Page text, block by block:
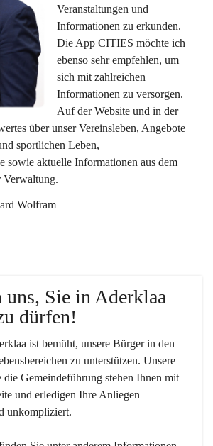
Veranstaltungen und
Informationen zu erkunden.
Die App CITIES möchte ich
ebenso sehr empfehlen, um
sich mit zahlreichen
Informationen zu versorgen.
Auf der Website und in der
über unser Vereinsleben, Angebote
sportlichen Leben,
sowie aktuelle Informationen aus dem
Verwaltung.
Wolfram
Sie in Aderklaa
dürfen!
ist bemüht, unsere Bürger in den
zu unterstützen. Unsere
Gemeindeführung stehen Ihnen mit
und erledigen Ihre Anliegen
unkompliziert.